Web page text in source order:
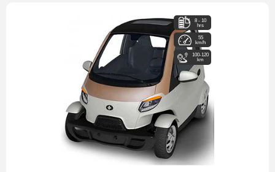
8 - 10
hrs
55
km/h
100-120
km